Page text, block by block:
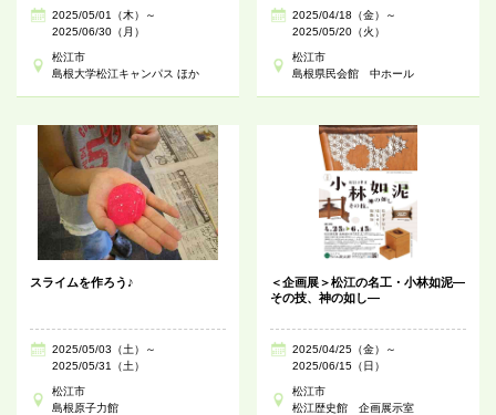
2025/05/01（木）～
2025/06/30（月）
松江市
島根大学松江キャンパス ほか
2025/04/18（金）～
2025/05/20（火）
松江市
島根県民会館 中ホール
スライムを作ろう♪
2025/05/03（土）～
2025/05/31（土）
松江市
島根原子力館
＜企画展＞松江の名工・小林如泥―
その技、神の如し―
2025/04/25（金）～
2025/06/15（日）
松江市
松江歴史館 企画展示室